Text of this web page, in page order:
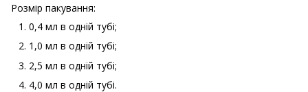
Розмір пакування:
0,4 мл в одній тубі;
1,0 мл в одній тубі;
2,5 мл в одній тубі;
4,0 мл в одній тубі.